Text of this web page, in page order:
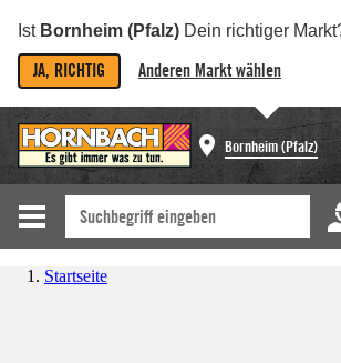
Ist Bornheim (Pfalz) Dein richtiger
JA, RICHTIG Anderen Markt wählen
Bornheim (Pfalz)
Startseite